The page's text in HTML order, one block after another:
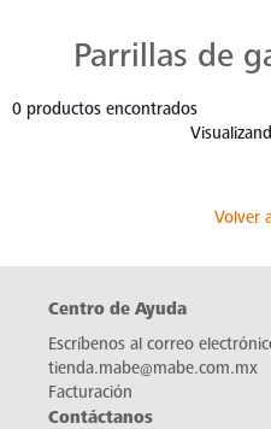
Parrillas de
0 productos encontrados
Volver
Centro de Ayuda
Escríbenos al correo
tienda.mabe@mabe.com.mx
Facturación
Contáctanos